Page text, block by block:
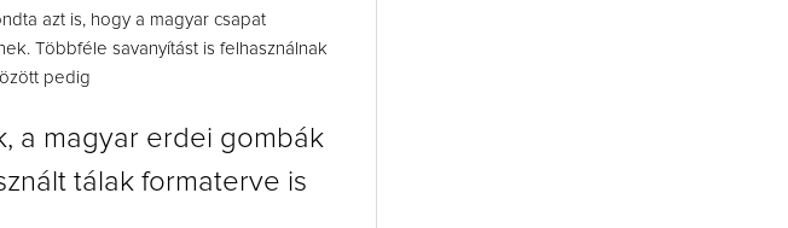
azt is, hogy a magyar csapat
Többféle savanyítást is felhasználnak
pedig
a magyar erdei gombák
tálak formaterve is